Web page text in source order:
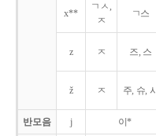
x**
ㄱㅅ,
ㅈ
ㄱ스
z ㅈ 즈, 스
ž ㅈ 주, 슈, 시
반모음 j 이*